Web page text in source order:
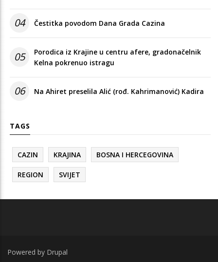
04 Čestitka povodom Dana Grada Cazina
05
Porodica iz Krajine u centru afere, gradonačelnik
Kelna pokrenuo istragu
06 Na Ahiret preselila Alić (rođ. Kahrimanović) Kadira
TAGS
CAZIN KRAJINA BOSNA I HERCEGOVINA
REGION SVIJET
Powered by Drupal